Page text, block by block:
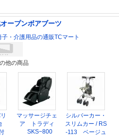
ープンボアブーツ
子・介護用品の通販TCマート
他の商品
マッサージチェ
ア トラディ
SKS−800
シルバーカー・
スリムカー / RS
-113 ベージュ